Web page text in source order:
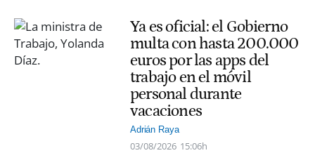
Ya es oficial: el Gobierno
multa con hasta 200.000
euros por las apps del
trabajo en el móvil
personal durante
vacaciones
Adrián Raya
03/08/2026 15:06h